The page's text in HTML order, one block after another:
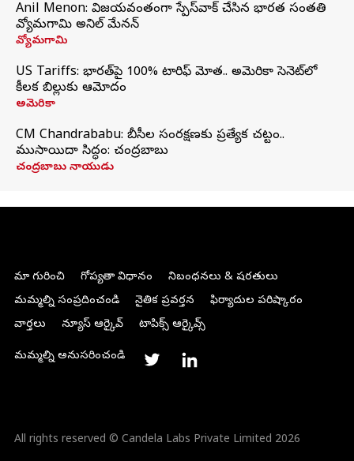
Anil Menon: విజయవంతంగా స్పేస్‌వాక్‌ చేసిన భారత సంతతి
వ్యోమగామి అనిల్‌ మేనన్
వ్యోమగామి
US Tariffs: భారత్‌పై 100% టారిఫ్‌ మోత.. అమెరికా సెనెట్‌లో
కీలక బిల్లుకు ఆమోదం
అమెరికా
CM Chandrababu: బీసీల సంరక్షణకు ప్రత్యేక చట్టం..
ముసాయిదా సిద్ధం: చంద్రబాబు
చంద్రబాబు నాయుడు
మా గురించి గోప్యతా విధానం
నిబంధనలు & షరతులు
మమ్మల్ని సంప్రదించండి
నైతిక ప్రవర్తన
ఫిర్యాదుల పరిష్కారం
వార్తలు
న్యూస్ ఆర్కైవ్ టాపిక్స్ ఆర్కైవ్స్
మమ్మల్ని అనుసరించండి
All rights reserved © Candela Labs Private Limited 2026